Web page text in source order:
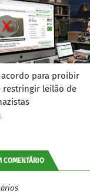
acordo para proibir
restringir leilão de
COMENTÁRIO